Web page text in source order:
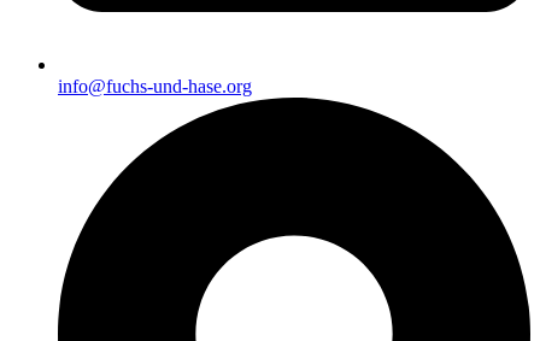
info@fuchs-und-hase.org